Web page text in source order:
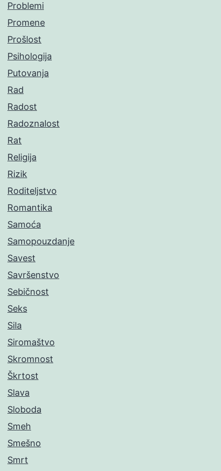
Problemi
Promene
Prošlost
Psihologija
Putovanja
Rad
Radost
Radoznalost
Rat
Religija
Rizik
Roditeljstvo
Romantika
Samoća
Samopouzdanje
Savest
Savršenstvo
Sebičnost
Seks
Sila
Siromaštvo
Skromnost
Škrtost
Slava
Sloboda
Smeh
Smešno
Smrt